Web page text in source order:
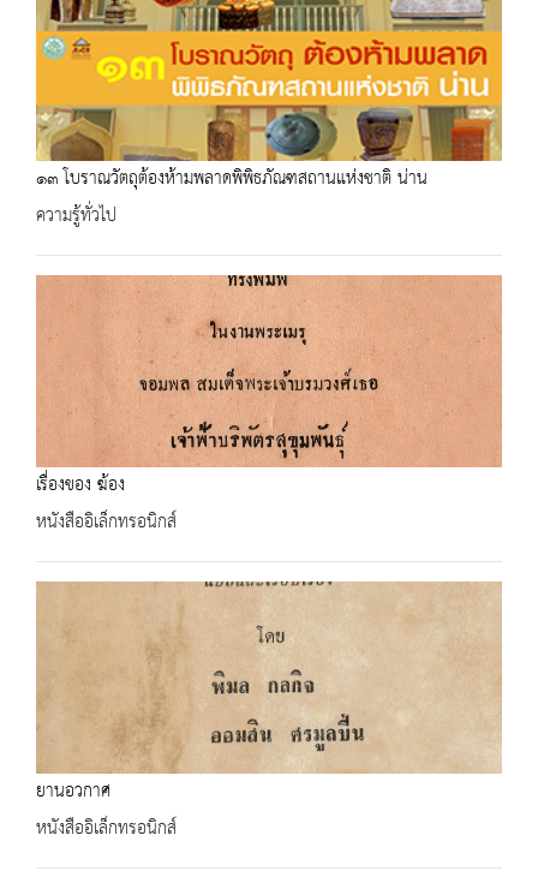
๑๓ โบราณวัตถุต้องห้ามพลาดพิพิธภัณฑสถานแห่งชาติ น่าน
ความรู้ทั่วไป
เรื่องของ ฆ้อง
หนังสืออิเล็กทรอนิกส์
ยานอวกาศ
หนังสืออิเล็กทรอนิกส์